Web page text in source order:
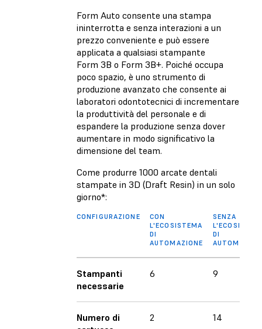
Form Auto consente una stampa
ininterrotta e senza interazioni a un
prezzo conveniente e può essere
applicata a qualsiasi stampante
Form 3B o Form 3B+. Poiché occupa
poco spazio, è uno strumento di
produzione avanzato che consente ai
laboratori odontotecnici di incrementare
la produttività del personale e di
espandere la produzione senza dover
aumentare in modo significativo la
dimensione del team.
Come produrre 1000 arcate dentali
stampate in 3D (Draft Resin) in un solo
giorno*:
CONFIGURAZIONE
CON
L'ECOSISTEMA
DI
AUTOMAZIONE
SENZA
DI
Stampanti
necessarie
6 9
Numero di
2 14